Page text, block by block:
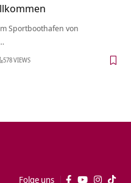
Sportboothafen von
578 VIEWS
Folge uns